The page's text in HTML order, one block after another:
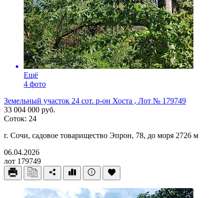
Ещё
4 фото
Земельный участок 24 сот. р-он Хоста , Лот № 179749
33 004 000 руб.
Соток: 24
г. Сочи, садовое товарищество Эпрон, 78, до моря 2726 м
06.04.2026
лот 179749